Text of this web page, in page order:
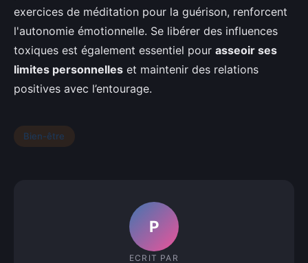
exercices de méditation pour la guérison, renforcent
l'autonomie émotionnelle. Se libérer des influences
toxiques est également essentiel pour asseoir ses
limites personnelles et maintenir des relations
positives avec l’entourage.
Bien-être
P
ECRIT PAR